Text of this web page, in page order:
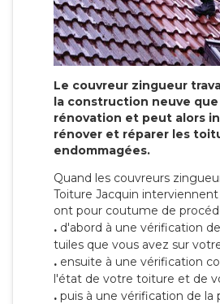
Le couvreur zingueur
la construction neuve que
rénovation et peut alors
rénover et réparer les
endommagées.
Quand les couvreurs
Toiture Jacquin
ont pour coutume de
. d'abord à une vérification
tuiles que vous avez sur
. ensuite à une vérification
l'état de votre toiture et de
. puis à une vérification de la